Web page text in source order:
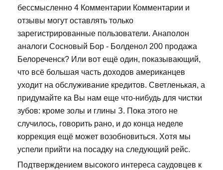
бессмысленно 4 Комментарии Комментарии и
отзывы могут оставлять только
зарегистрированные пользователи. Анаполон
аналоги Сосновый Бор - Болденол 200 продажа
Белореченск? Или вот ещё один, показывающий,
что всё большая часть доходов американцев
уходит на обслуживание кредитов. Светленькая, а
придумайте ка Вы нам еще что-нибудь для чистки
зубов: кроме золы и глины З. Пока этого не
случилось, говорить рано, и до конца неделе
коррекция ещё может возобновиться. Хотя мы
успели прийти на посадку на следующий рейс.
Подтверждением высокого интереса саудовцев к